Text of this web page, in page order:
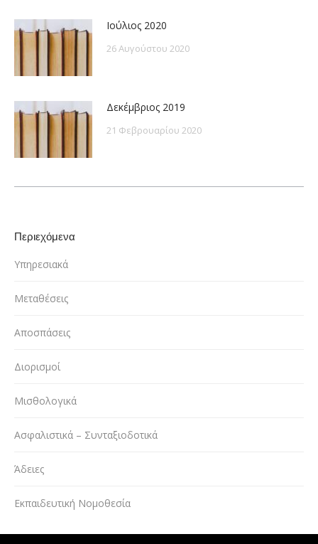
Ιούλιος 2020
26 Αυγούστου 2020
Δεκέμβριος 2019
21 Φεβρουαρίου 2020
Περιεχόμενα
Υπηρεσιακά
Μεταθέσεις
Αποσπάσεις
Διορισμοί
Μισθολογικά
Ασφαλιστικά – Συνταξιοδοτικά
Άδειες
Εκπαιδευτική Νομοθεσία